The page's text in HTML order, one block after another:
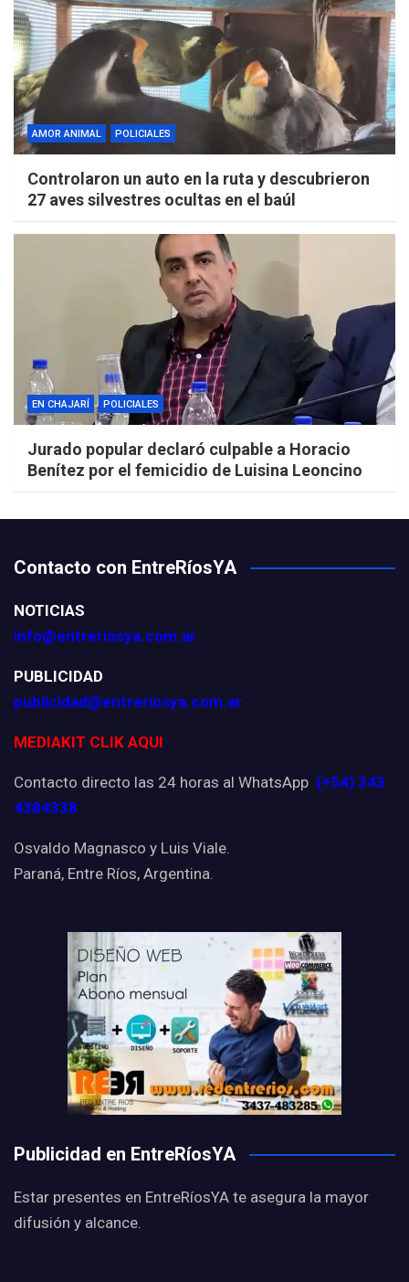
AMOR ANIMAL POLICIALES
Controlaron un auto en la ruta y descubrieron
27 aves silvestres ocultas en el baúl
EN CHAJARÍ POLICIALES
Jurado popular declaró culpable a Horacio
Benítez por el femicidio de Luisina Leoncino
Contacto con EntreRíosYA
NOTICIAS
info@entreriosya.com.ar
PUBLICIDAD
publicidad@entreriosya.com.ar
MEDIAKIT CLIK AQUI
Contacto directo las 24 horas al WhatsApp (+54) 343
4384338
Osvaldo Magnasco y Luis Viale.
Paraná, Entre Ríos, Argentina.
Publicidad en EntreRíosYA
Estar presentes en EntreRíosYA te asegura la mayor
difusión y alcance.